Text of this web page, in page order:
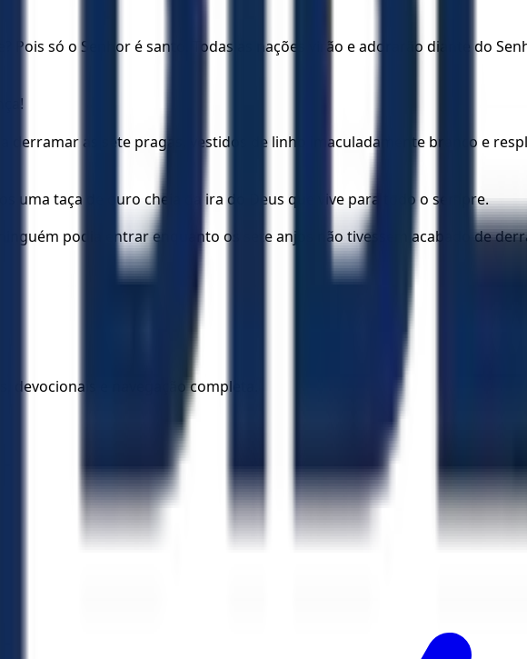
Pois só o Senhor é santo. Todas as nações virão e adorarão diante do
derramar as sete pragas, vestidos de linho imaculadamente branco e
uma taça de ouro cheia da ira do Deus que vive para todo o sempre.
podia entrar enquanto os sete anjos não tivessem acabado de
devocionais e navegação completa.